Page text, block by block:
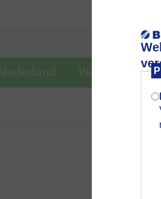
Nederland Wereldwijd